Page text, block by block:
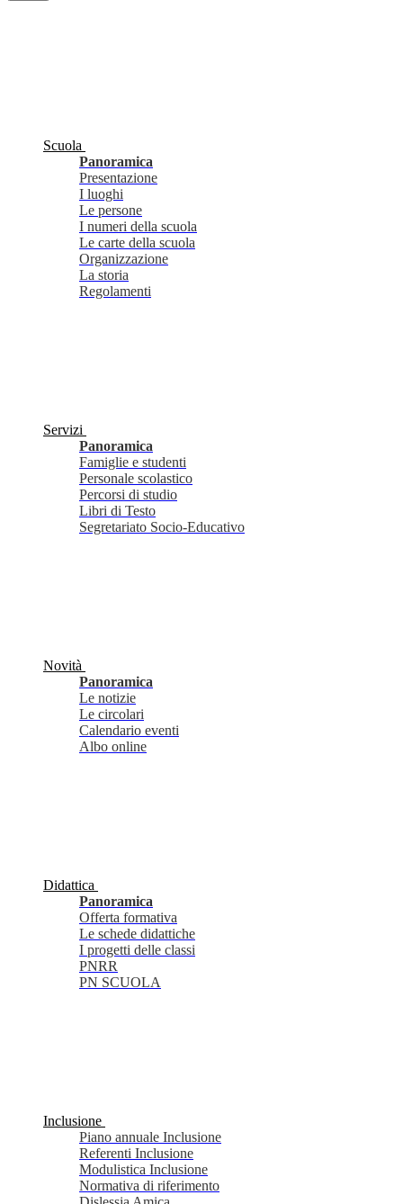
Scuola
Panoramica
Presentazione
I luoghi
Le persone
I numeri della scuola
Le carte della scuola
Organizzazione
La storia
Regolamenti
Servizi
Panoramica
Famiglie e studenti
Personale scolastico
Percorsi di studio
Libri di Testo
Segretariato Socio-Educativo
Novità
Panoramica
Le notizie
Le circolari
Calendario eventi
Albo online
Didattica
Panoramica
Offerta formativa
Le schede didattiche
I progetti delle classi
PNRR
PN SCUOLA
Inclusione
Piano annuale Inclusione
Referenti Inclusione
Modulistica Inclusione
Normativa di riferimento